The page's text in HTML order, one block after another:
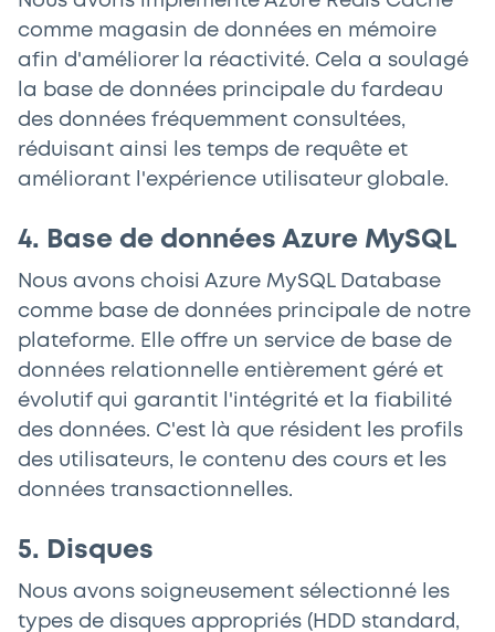
comme magasin de données en mémoire
afin d'améliorer la réactivité. Cela a soulagé
la base de données principale du fardeau
des données fréquemment consultées,
réduisant ainsi les temps de requête et
améliorant l'expérience utilisateur globale.
4. Base de données Azure MySQL
Nous avons choisi Azure MySQL Database
comme base de données principale de notre
plateforme. Elle offre un service de base de
données relationnelle entièrement géré et
évolutif qui garantit l'intégrité et la fiabilité
des données. C'est là que résident les profils
des utilisateurs, le contenu des cours et les
données transactionnelles.
5. Disques
Nous avons soigneusement sélectionné les
types de disques appropriés (HDD standard,